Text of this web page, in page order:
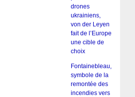
drones
ukrainiens,
von der Leyen
fait de l’Europe
une cible de
choix
Fontainebleau,
symbole de la
remontée des
incendies vers